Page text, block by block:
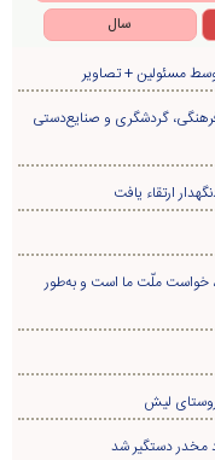
سال
مسئولین + تصاویر
گردشگری و صنایع‌دستی
خواست ملّت ما است و به‌طور
لیش